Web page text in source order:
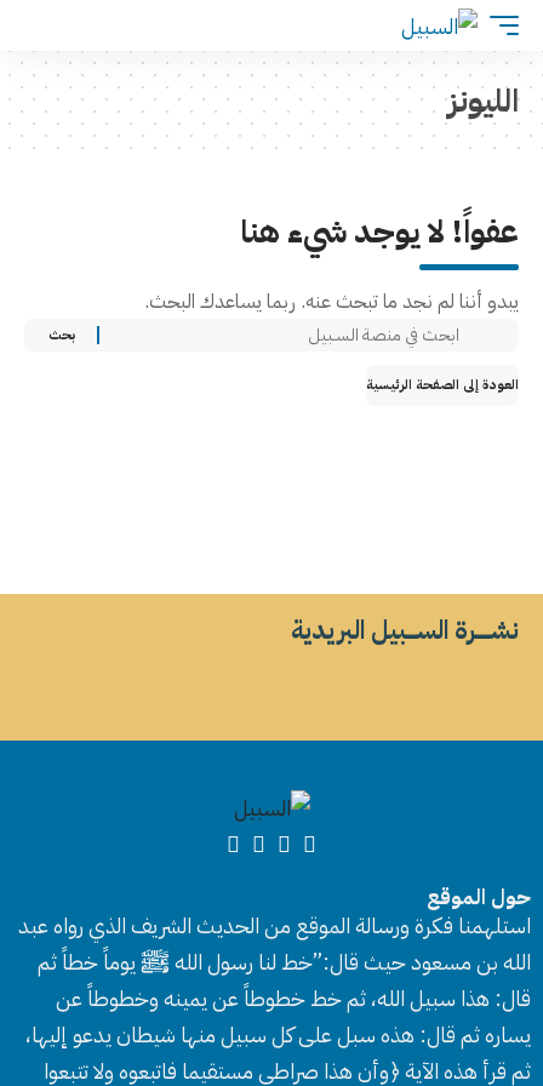
الليونز
عفواً! لا يوجد شيء هنا
يبدو أننا لم نجد ما تبحث عنه. ربما يساعدك البحث.
العودة إلى الصفحة الرئيسية
نشــــــرة الســــبيل البريدية
حول الموقع
استلهمنا فكرة ورسالة الموقع من الحديث الشريف الذي رواه عبد
الله بن مسعود حيث قال:”خط لنا رسول الله ﷺ يوماً خطاً ثم
قال: هذا سبيل الله، ثم خط خطوطاً عن يمينه وخطوطاً عن
يساره ثم قال: هذه سبل على كل سبيل منها شيطان يدعو إليها،
ثم قرأ هذه الآية ﴿وأن هذا صراطي مستقيما فاتبعوه ولا تتبعوا